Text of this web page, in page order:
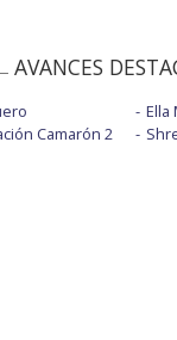
AVANCES
Camarón 2
Ella